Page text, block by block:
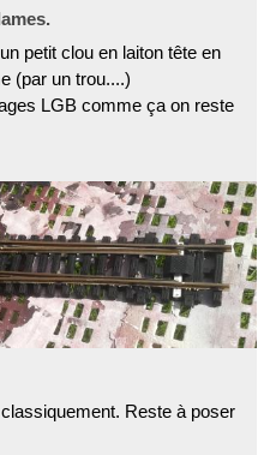
petit clou en laiton tête en
(par un trou....)
LGB comme ça on reste
Reste à poser